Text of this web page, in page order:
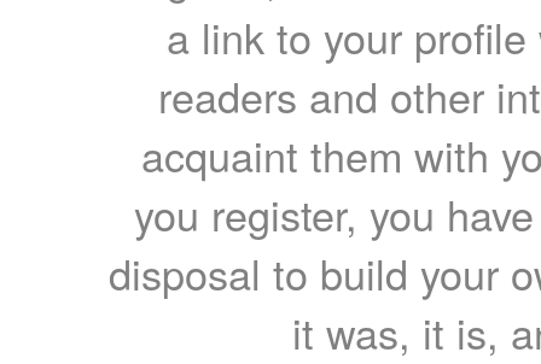
a link to your
readers and other
acquaint them with
you register, you
disposal to build your
it was, it is,